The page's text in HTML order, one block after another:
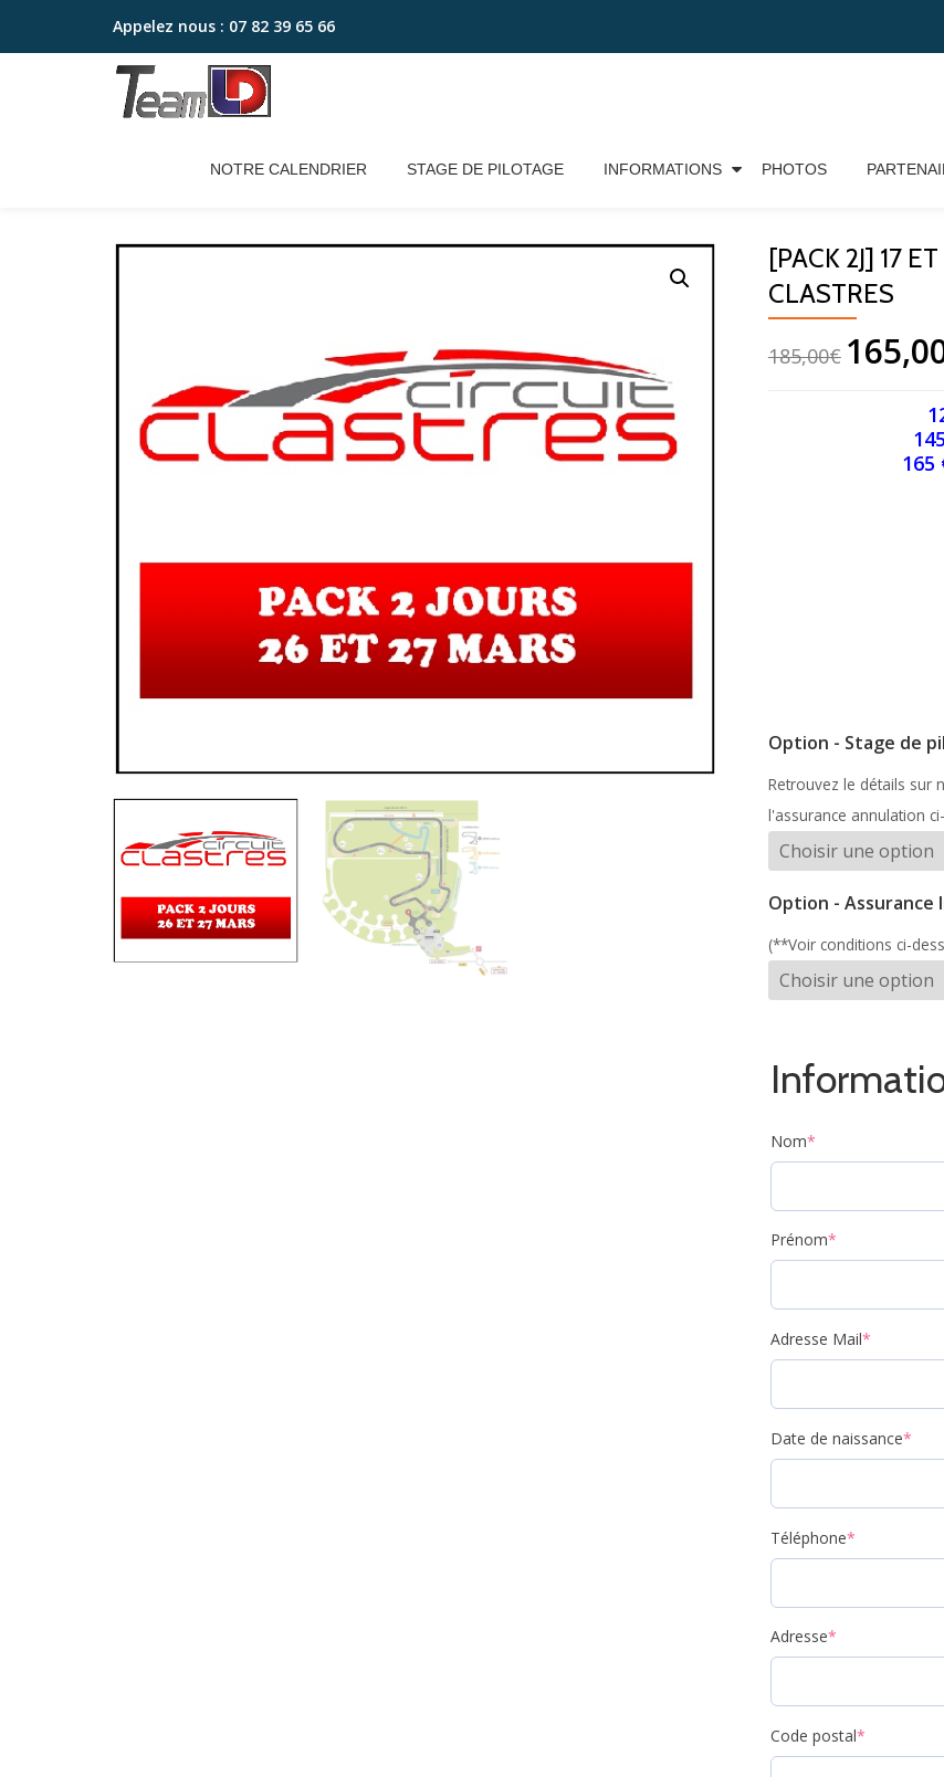
Aller
Appelez nous : 07 82 39 65 66
NOTRE CALENDRIER STAGE DE PILOTAGE INFORMATIONS PHOTOS
[PACK 2J] 17
CLASTRES
185,00€
165
Option - Stage de
Retrouvez le détails sur
l'assurance annulation
Option - Assurance
(**Voir conditions ci-
Nom*
Prénom*
Adresse Mail*
Date de naissance*
Téléphone*
Adresse*
Code postal*